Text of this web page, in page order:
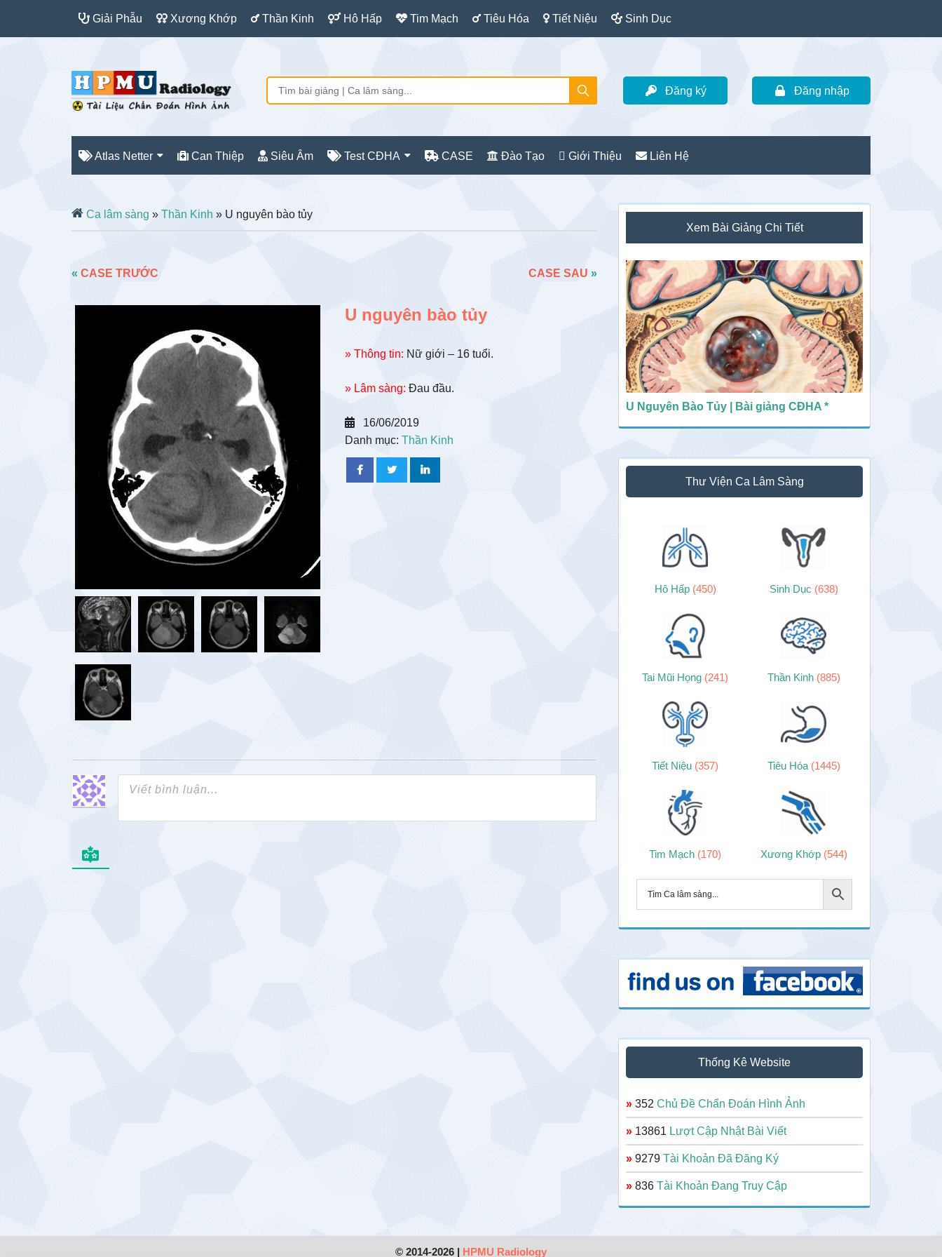
Giải Phẫu Xương Khớp Thần Kinh Hô Hấp Tim Mạch Tiêu Hóa Tiết Niệu Sinh Dục
Đăng ký Đăng nhập
Atlas Netter Can Thiệp Siêu Âm Test CĐHA CASE Đào Tạo Giới Thiệu Liên Hệ
Ca lâm sàng » Thần Kinh » U nguyên bào tủy
« CASE TRƯỚC CASE SAU »
U nguyên bào tủy
» Thông tin: Nữ giới – 16 tuổi.
» Lâm sàng: Đau đầu.
16/06/2019
Danh mục: Thần Kinh
Sidebar
chính
Xem Bài Giảng Chi Tiết
U Nguyên Bào Tủy | Bài giảng CĐHA *
Thư Viện Ca Lâm Sàng
Hô Hấp (450) Sinh Dục (638)
Tai Mũi Họng (241) Thần Kinh (885)
Tiết Niệu (357) Tiêu Hóa (1445)
Tim Mạch (170) Xương Khớp (544)
Thống Kê Website
» 352 Chủ Đề Chẩn Đoán Hình Ảnh
» 13861 Lượt Cập Nhật Bài Viết
» 9279 Tài Khoản Đã Đăng Ký
» 836 Tài Khoản Đang Truy Cập
© 2014-2026 | HPMU Radiology